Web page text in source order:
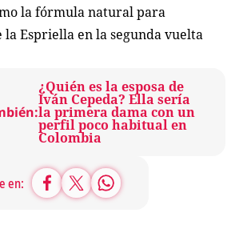
la fórmula natural para
la Espriella en la segunda vuelta
¿Quién es la esposa de
Iván Cepeda? Ella sería
la primera dama con un
perfil poco habitual en
Colombia
en: